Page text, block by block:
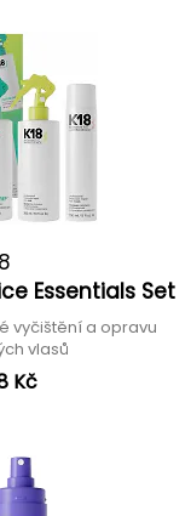
Essentials Set
vyčištění a opravu
vlasů
Kč